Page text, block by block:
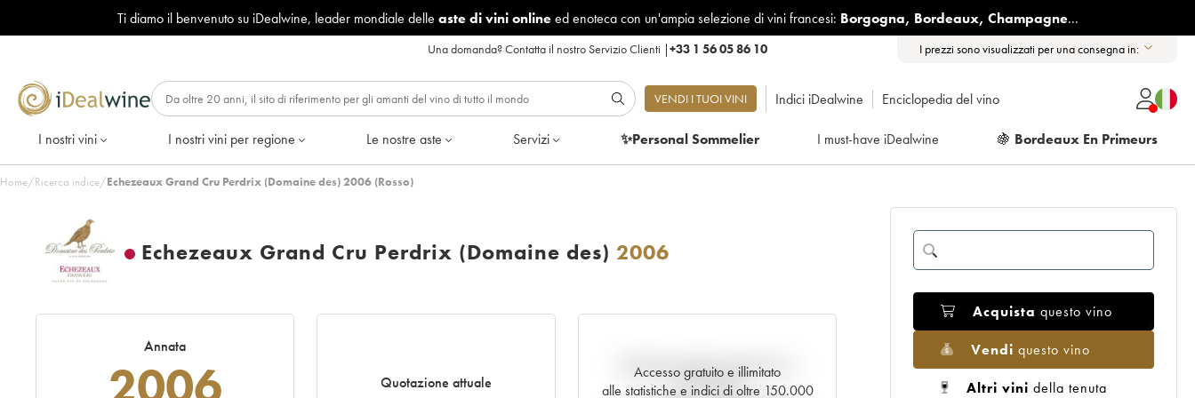
Ti diamo il benvenuto su iDealwine, leader mondiale delle aste di vini onlineed enoteca con un'ampia selezione di vini francesi: Borgogna, Bordeaux, Champagne...
Una domanda?Contatta il nostro Servizio Clienti |+33 1 56 05 86 10 I prezzi sono visualizzati per una consegna in:
VENDI I TUOI VINI Indici iDealwine Enciclopedia del vino
I nostri vini I nostri vini per regione Le nostre aste Servizi ✨Personal Sommelier I must-have iDealwine 🍇 Bordeaux En Primeurs
Home/Ricerca indice/Echezeaux Grand Cru Perdrix (Domaine des) 2006 (Rosso)
Echezeaux Grand Cru Perdrix (Domaine des) 2006
Annata
Quotazione attuale
Accesso gratuito e illimitato
alle statistiche e indici di oltre 150.000
Andamento della quotazione in
tempo reale
Acquista questo vino
Vendi questo vino
Altri vini della tenuta